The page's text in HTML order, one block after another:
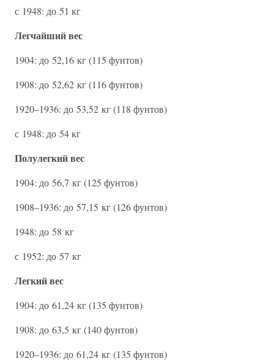
с 1948: до 51 кг
Легчайший вес
1904: до 52,16 кг (115 фунтов)
1908: до 52,62 кг (116 фунтов)
1920–1936: до 53,52 кг (118 фунтов)
с 1948: до 54 кг
Полулегкий вес
1904: до 56,7 кг (125 фунтов)
1908–1936: до 57,15 кг (126 фунтов)
1948: до 58 кг
с 1952: до 57 кг
Легкий вес
1904: до 61,24 кг (135 фунтов)
1908: до 63,5 кг (140 фунтов)
1920–1936: до 61,24 кг (135 фунтов)